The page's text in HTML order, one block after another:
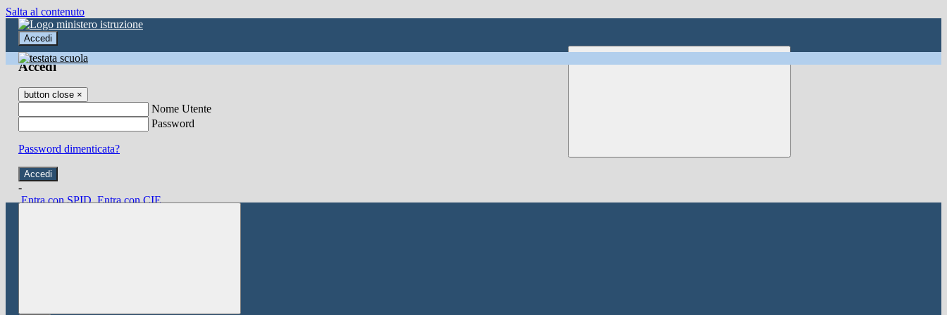
Salta al contenuto
Accedi
Accedi
button close ×
Nome Utente
Password
Password dimenticata?
-
Entra con SPID Entra con CIE
button close ×